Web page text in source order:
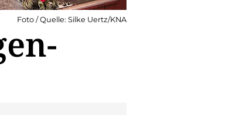
Foto / Quelle: Silke Uertz/KNA